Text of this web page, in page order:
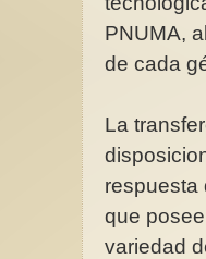
PNUMA,
de cada
La
respuesta
que
variedad